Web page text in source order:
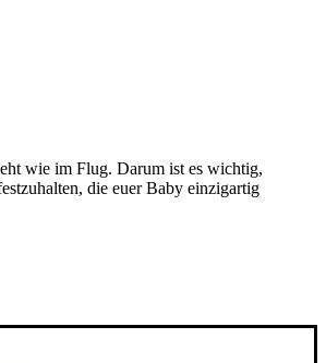
wie im Flug. Darum ist es wichtig,
die euer Baby einzigartig